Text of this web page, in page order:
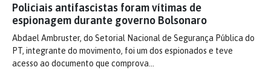
Policiais antifascistas foram vítimas de
espionagem durante governo Bolsonaro
Abdael Ambruster, do Setorial Nacional de Segurança Pública do
PT, integrante do movimento, foi um dos espionados e teve
acesso ao documento que comprova…